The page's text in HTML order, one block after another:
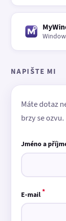
NAPIŠTE MI
Máte dotaz
brzy se ozvu.
Jméno a
E-mail*